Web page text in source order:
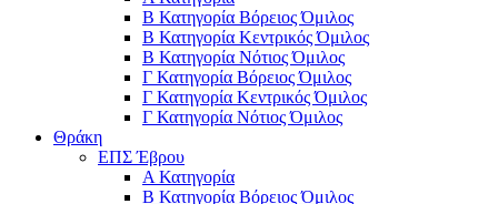
Β Κατηγορία Βόρειος Όμιλος
Β Κατηγορία Κεντρικός Όμιλος
Β Κατηγορία Νότιος Όμιλος
Γ Κατηγορία Βόρειος Όμιλος
Γ Κατηγορία Κεντρικός Όμιλος
Γ Κατηγορία Νότιος Όμιλος
Θράκη
ΕΠΣ Έβρου
Α Κατηγορία
Β Κατηγορία Βόρειος Όμιλος